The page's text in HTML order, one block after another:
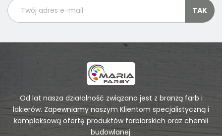
Od lat nasza działalność związana jest z branżą farb i
lakierów. Zapewniamy naszym Klientom specjalistyczną i
kompleksową ofertę produktów farbiarskich oraz chemii
budowlanej.